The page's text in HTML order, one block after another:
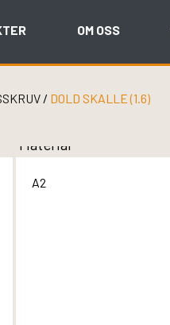
OM OSS
/ DOLD SKALLE (1.6)
Material
A2